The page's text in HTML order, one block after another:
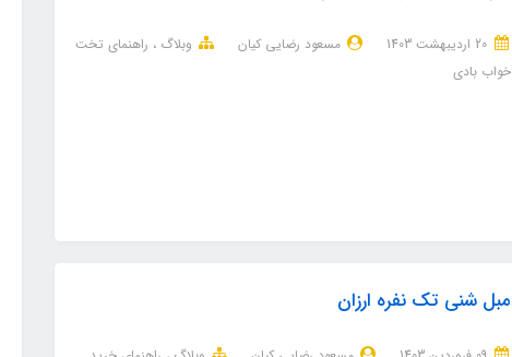
مسعود رضایی کیان وبلاگ
راهنمای تخت
خواب بادی
مبل شنی تک نفره ارزان